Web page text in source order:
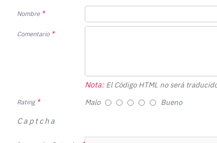
Nombre
Comentario
Nota:El Código HTML no será
Rating Malo Bueno
Captcha